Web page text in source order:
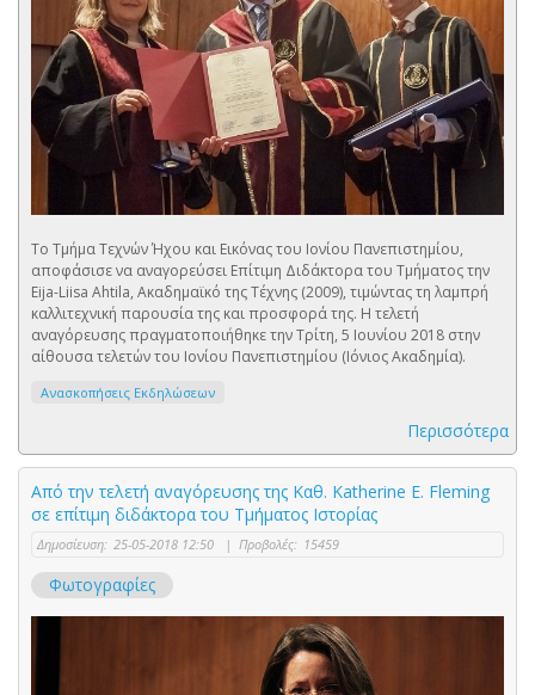
Το Τμήμα Τεχνών Ήχου και Εικόνας του Ιονίου Πανεπιστημίου,
αποφάσισε να αναγορεύσει Επίτιμη Διδάκτορα του Τμήματος την
Eija-Liisa Ahtila, Ακαδημαϊκό της Τέχνης (2009), τιμώντας τη λαμπρή
καλλιτεχνική παρουσία της και προσφορά της. Η τελετή
αναγόρευσης πραγματοποιήθηκε την Τρίτη, 5 Ιουνίου 2018 στην
αίθουσα τελετών του Ιονίου Πανεπιστημίου (Ιόνιος Ακαδημία).
Ανασκοπήσεις Εκδηλώσεων
Περισσότερα
Από την τελετή αναγόρευσης της Καθ. Katherine E. Fleming
σε επίτιμη διδάκτορα του Τμήματος Ιστορίας
Δημοσίευση: 25-05-2018 12:50 | Προβολές: 15459
Φωτογραφίες